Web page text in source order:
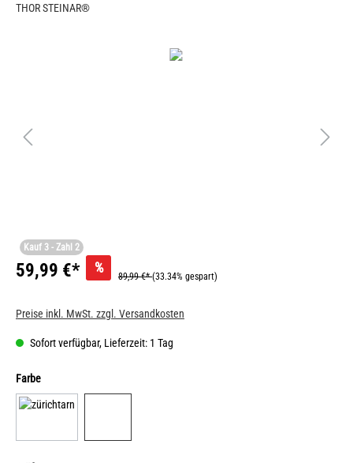
THOR STEINAR®
Kauf 3 - Zahl 2
59,99 €* %
89,99 €*(33.34% gespart)
Preise inkl. MwSt. zzgl. Versandkosten
Sofort verfügbar, Lieferzeit: 1 Tag
Farbe